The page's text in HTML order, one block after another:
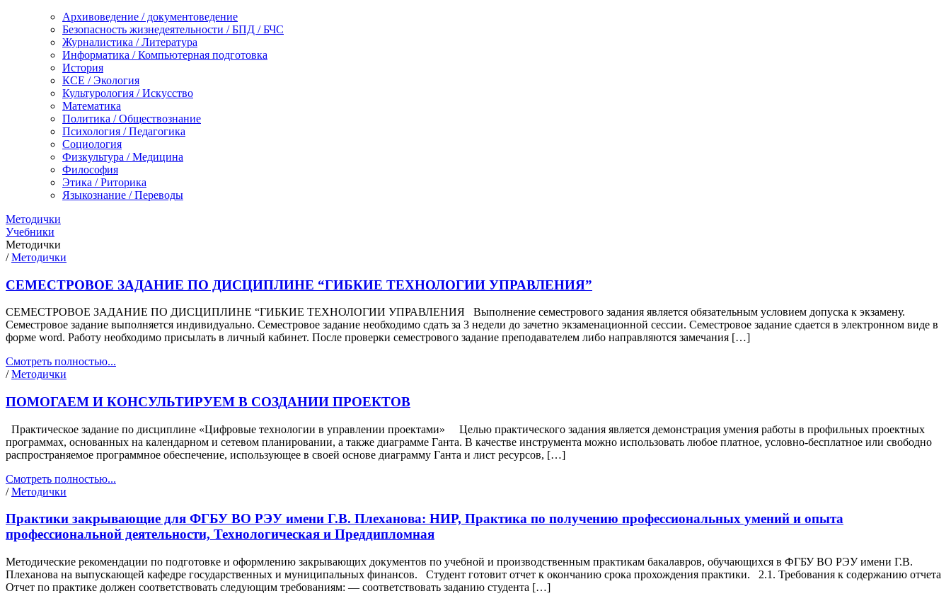
Архивоведение / документоведение
Безопасность жизнедеятельности / БПД / БЧС
Журналистика / Литература
Информатика / Компьютерная подготовка
История
КСЕ / Экология
Культурология / Искусство
Математика
Политика / Обществознание
Психология / Педагогика
Социология
Физкультура / Медицина
Философия
Этика / Риторика
Языкознание / Переводы
Методички
Учебники
Методички
/Методички
СЕМЕСТРОВОЕ ЗАДАНИЕ ПО ДИСЦИПЛИНЕ “ГИБКИЕ ТЕХНОЛОГИИ УПРАВЛЕНИЯ”
СЕМЕСТРОВОЕ ЗАДАНИЕ ПО ДИСЦИПЛИНЕ “ГИБКИЕ ТЕХНОЛОГИИ УПРАВЛЕНИЯ Выполнение семестрового задания является обязательным условием допуска к экзамену.
Семестровое задание выполняется индивидуально. Семестровое задание необходимо сдать за 3 недели до зачетно экзаменационной сессии. Семестровое задание сдается в электронном виде в
форме word. Работу необходимо присылать в личный кабинет. После проверки семестрового задание преподавателем либо направляются замечания […]
Смотреть полностью...
/Методички
ПОМОГАЕМ И КОНСУЛЬТИРУЕМ В СОЗДАНИИ ПРОЕКТОВ
Практическое задание по дисциплине «Цифровые технологии в управлении проектами» Целью практического задания является демонстрация умения работы в профильных проектных
программах, основанных на календарном и сетевом планировании, а также диаграмме Ганта. В качестве инструмента можно использовать любое платное, условно-бесплатное или свободно
распространяемое программное обеспечение, использующее в своей основе диаграмму Ганта и лист ресурсов, […]
Смотреть полностью...
/Методички
Практики закрывающие для ФГБУ ВО РЭУ имени Г.В. Плеханова: НИР, Практика по получению профессиональных умений и опыта
профессиональной деятельности, Технологическая и Преддипломная
Методические рекомендации по подготовке и оформлению закрывающих документов по учебной и производственным практикам бакалавров, обучающихся в ФГБУ ВО РЭУ имени Г.В.
Плеханова на выпускающей кафедре государственных и муниципальных финансов. Cтудент готовит отчет к окончанию срока прохождения практики. 2.1. Требования к содержанию отчета
Отчет по практике должен соответствовать следующим требованиям: — соответствовать заданию студента […]